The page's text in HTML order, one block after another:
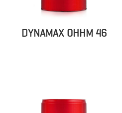
DYNAMAX OHHM 46